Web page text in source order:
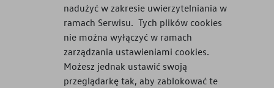
nadużyć w zakresie uwierzytelniania w
ramach Serwisu. Tych plików cookies
nie można wyłączyć w ramach
zarządzania ustawieniami cookies.
Możesz jednak ustawić swoją
przeglądarkę tak, aby zablokować te